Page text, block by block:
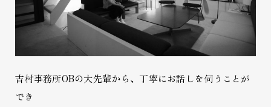
吉村事務所OBの大先輩から、丁寧にお話しを伺うことが
でき